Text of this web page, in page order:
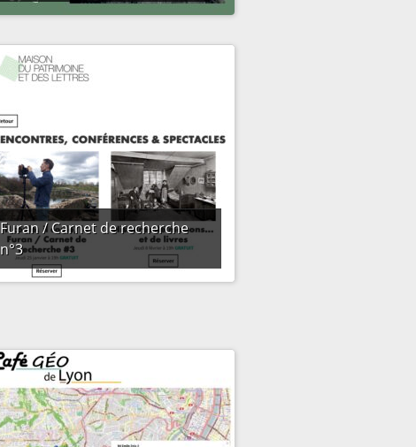
Furan / Carnet de recherche
n°3